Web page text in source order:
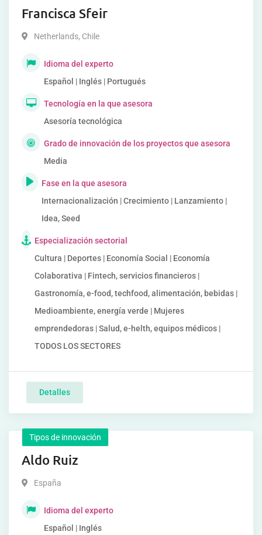
Francisca Sfeir
Netherlands, Chile
Idioma del experto
Español | Inglés | Portugués
Tecnología en la que asesora
Asesoría tecnológica
Grado de innovación de los proyectos que asesora
Media
Fase en la que asesora
Internacionalización | Crecimiento | Lanzamiento |
Idea, Seed
Especialización sectorial
Cultura | Deportes | Economía Social | Economía
Colaborativa | Fintech, servicios financieros |
Gastronomía, e-food, techfood, alimentación, bebidas |
Medioambiente, energía verde | Mujeres
emprendedoras | Salud, e-helth, equipos médicos |
TODOS LOS SECTORES
Detalles
Tipos de innovación
Aldo Ruiz
España
Idioma del experto
Español | Inglés